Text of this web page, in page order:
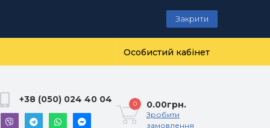
Закрити
Особистий кабінет
+38 (050) 024 40 04 0 0.00грн.
Зробити
замовлення